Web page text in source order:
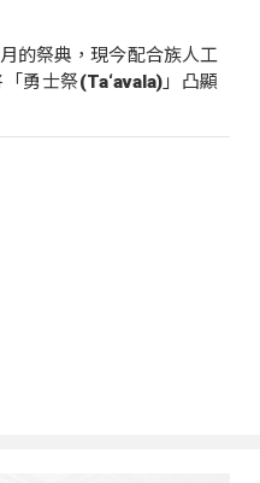
的祭典，現今配合族人工
勇士祭(Ta‘avala)」凸顯